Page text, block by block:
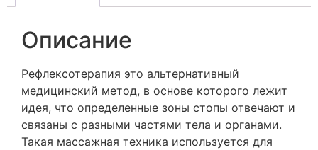
Описание
Pефлексотерапия это альтернативный
медицинский метод, в основе которого лежит
идея, что определенные зоны стопы отвечают и
связаны с разными частями тела и органами.
Такая массажная техника используется для